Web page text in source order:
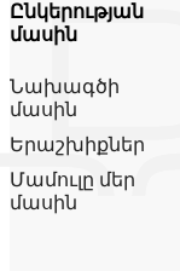
Ընկերության
մասին
Նախագծի
մասին
Երաշխիքներ
Մամուլը մեր
մասին